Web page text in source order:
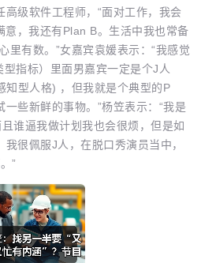
级软件工程师，“面对工作，我会
意，我还有Plan B。生活中我也常备
里有数。”女嘉宾袁媛表示：“我感觉
指标）里面男嘉宾一定是个J人
知型人格) ，但我就是个典型的P
些新鲜的事物。”杨笠表示：“我是
谁逼我做计划我也会很烦，但是如
很佩服J人，在脱口秀演员当中，
”